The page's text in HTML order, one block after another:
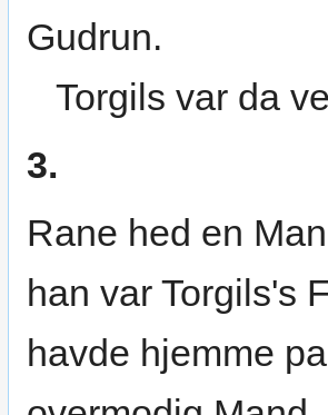
Gudrun.
Torgils var da
3.
Rane hed en
han var Torgils's
havde hjemme